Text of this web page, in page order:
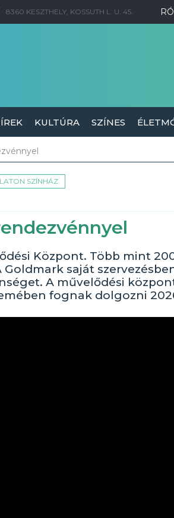
8360 KESZTHELY, KOSSUTH L. U. 45.
KULTÚRA SZÍNES
SZÍNHÁZ
Központ. Több mint
saját
A művelődési
fognak dolgozni